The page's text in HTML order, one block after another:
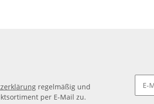
regelmäßig und
per E-Mail zu.